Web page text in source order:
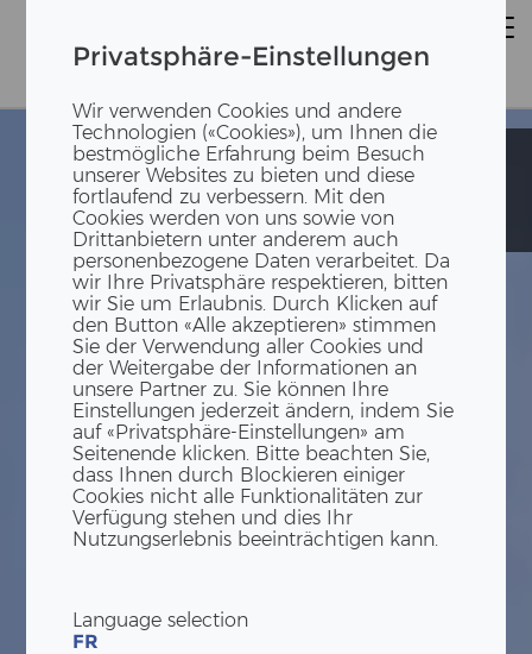
Privatsphäre-Einstellungen
Wir verwenden Cookies und andere
Technologien («Cookies»), um Ihnen die
bestmögliche Erfahrung beim Besuch
unserer Websites zu bieten und diese
fortlaufend zu verbessern. Mit den
Cookies werden von uns sowie von
Drittanbietern unter anderem auch
personenbezogene Daten verarbeitet. Da
wir Ihre Privatsphäre respektieren, bitten
wir Sie um Erlaubnis. Durch Klicken auf
den Button «Alle akzeptieren» stimmen
Sie der Verwendung aller Cookies und
der Weitergabe der Informationen an
unsere Partner zu. Sie können Ihre
Einstellungen jederzeit ändern, indem Sie
auf «Privatsphäre-Einstellungen» am
Seitenende klicken. Bitte beachten Sie,
dass Ihnen durch Blockieren einiger
Cookies nicht alle Funktionalitäten zur
Verfügung stehen und dies Ihr
Nutzungserlebnis beeinträchtigen kann.
Language selection
FR
Ecoles
provisoires In
der Ey et
Triemli
Ecoles
provisoires In
der Ey et
Triemli